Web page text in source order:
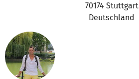
70174 Stuttgart
Deutschland